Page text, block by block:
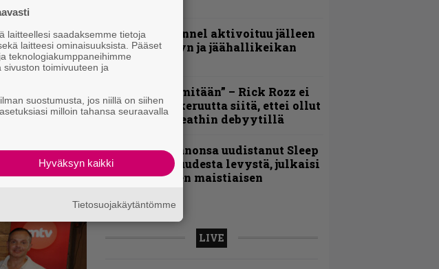
Blind Channel aktivoituu jälleen
uuden levyn ja jäähallikeikan
merkeissä
”En kadu mitään” – Rick Rozz ei
tunne katkeruutta siitä, ettei ollut
mukana Deathin debyytillä
Kokoonpanonsa uudistanut Sleep
tiedottaa uudesta levystä, julkaisi
myös uuden maistiaisen
LIVE
laitteellesi saadaksemme tietoja
laitteesi ominaisuuksista. Pääset
teknologiakumppaneihimme
toimivuuteen ja
suostumusta, jos niillä on siihen
milloin tahansa seuraavalla
Hyväksyn kaikki
Tietosuojakäytäntömme